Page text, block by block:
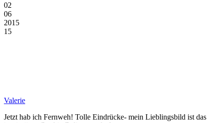
02
06
2015
15
Valerie
Jetzt hab ich Fernweh! Tolle Eindrücke- mein Lieblingsbild ist das